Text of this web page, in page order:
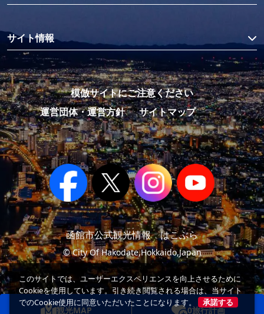
観光MAP 0旅行計画
サイト情報
模倣サイトにご注意ください
運営団体・運営方針
サイトマップ
函館市公式観光情報 はこぶら
© City Of Hakodate,Hokkaido,Japan
このサイトでは、ユーザーエクスペリエンスを向上させるために
Cookieを使用しています。引き続き閲覧される場合は、当サイト
でのCookie使用に同意いただいたことになります。
承諾する